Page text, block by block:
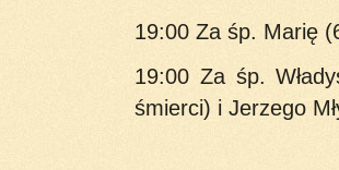
19:00 Za śp. Marię
19:00 Za śp.
śmierci) i Jerzego